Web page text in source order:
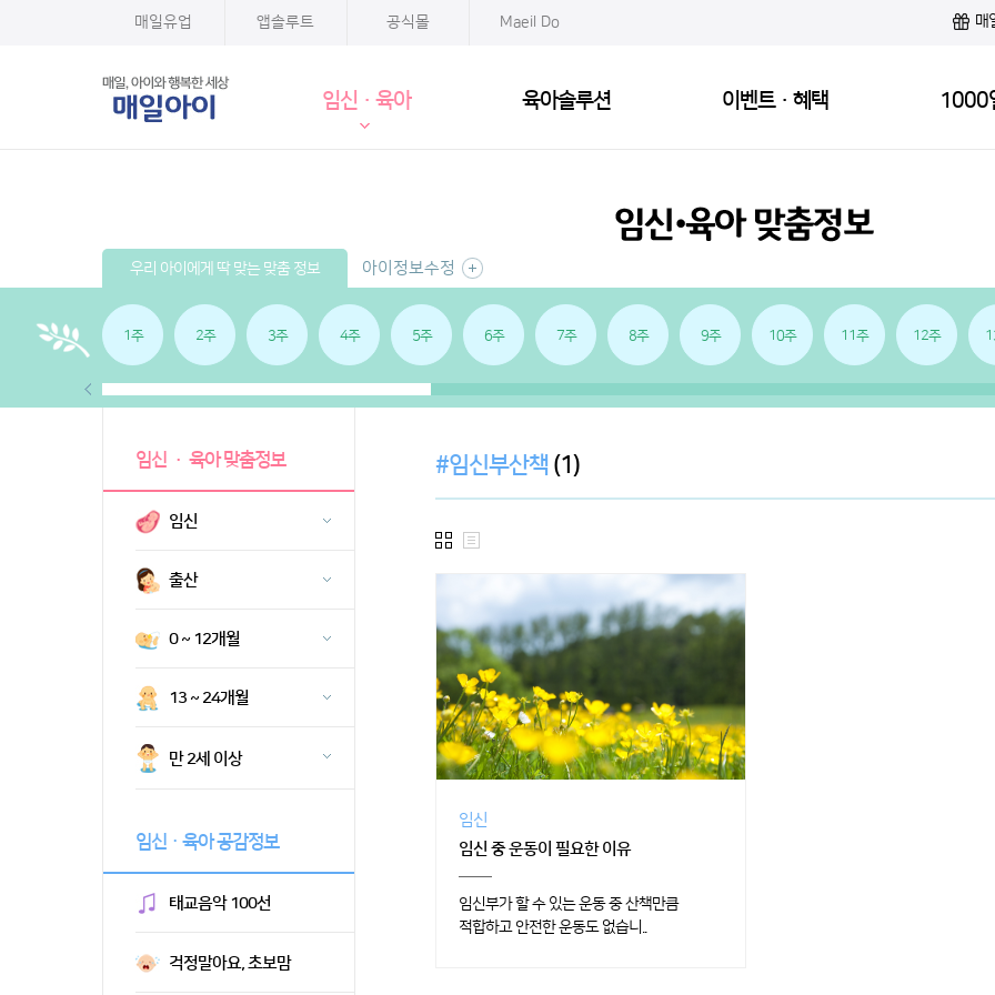
매일유업 앱솔루트 공식몰 Maeil Do 매
임신·육아 육아솔루션 이벤트·혜택 1000
우리 아이에게 딱 맞는 맞춤 정보 아이정보수정
1주 2주 3주 4주 5주 6주 7주 8주 9주 10주 11주 12주
임신 · 육아 맞춤정보
임신
출산
0 ~ 12개월
13 ~ 24개월
만 2세 이상
임신ㆍ육아 공감정보
태교음악 100선
걱정말아요, 초보맘
#임신부산책 (1)
임신
임신 중 운동이 필요한 이유
임신부가 할 수 있는 운동 중 산책만큼
적합하고 안전한 운동도 없습니..